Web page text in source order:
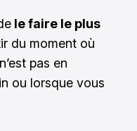
le faire le plus
du moment où
pas en
ou lorsque vous